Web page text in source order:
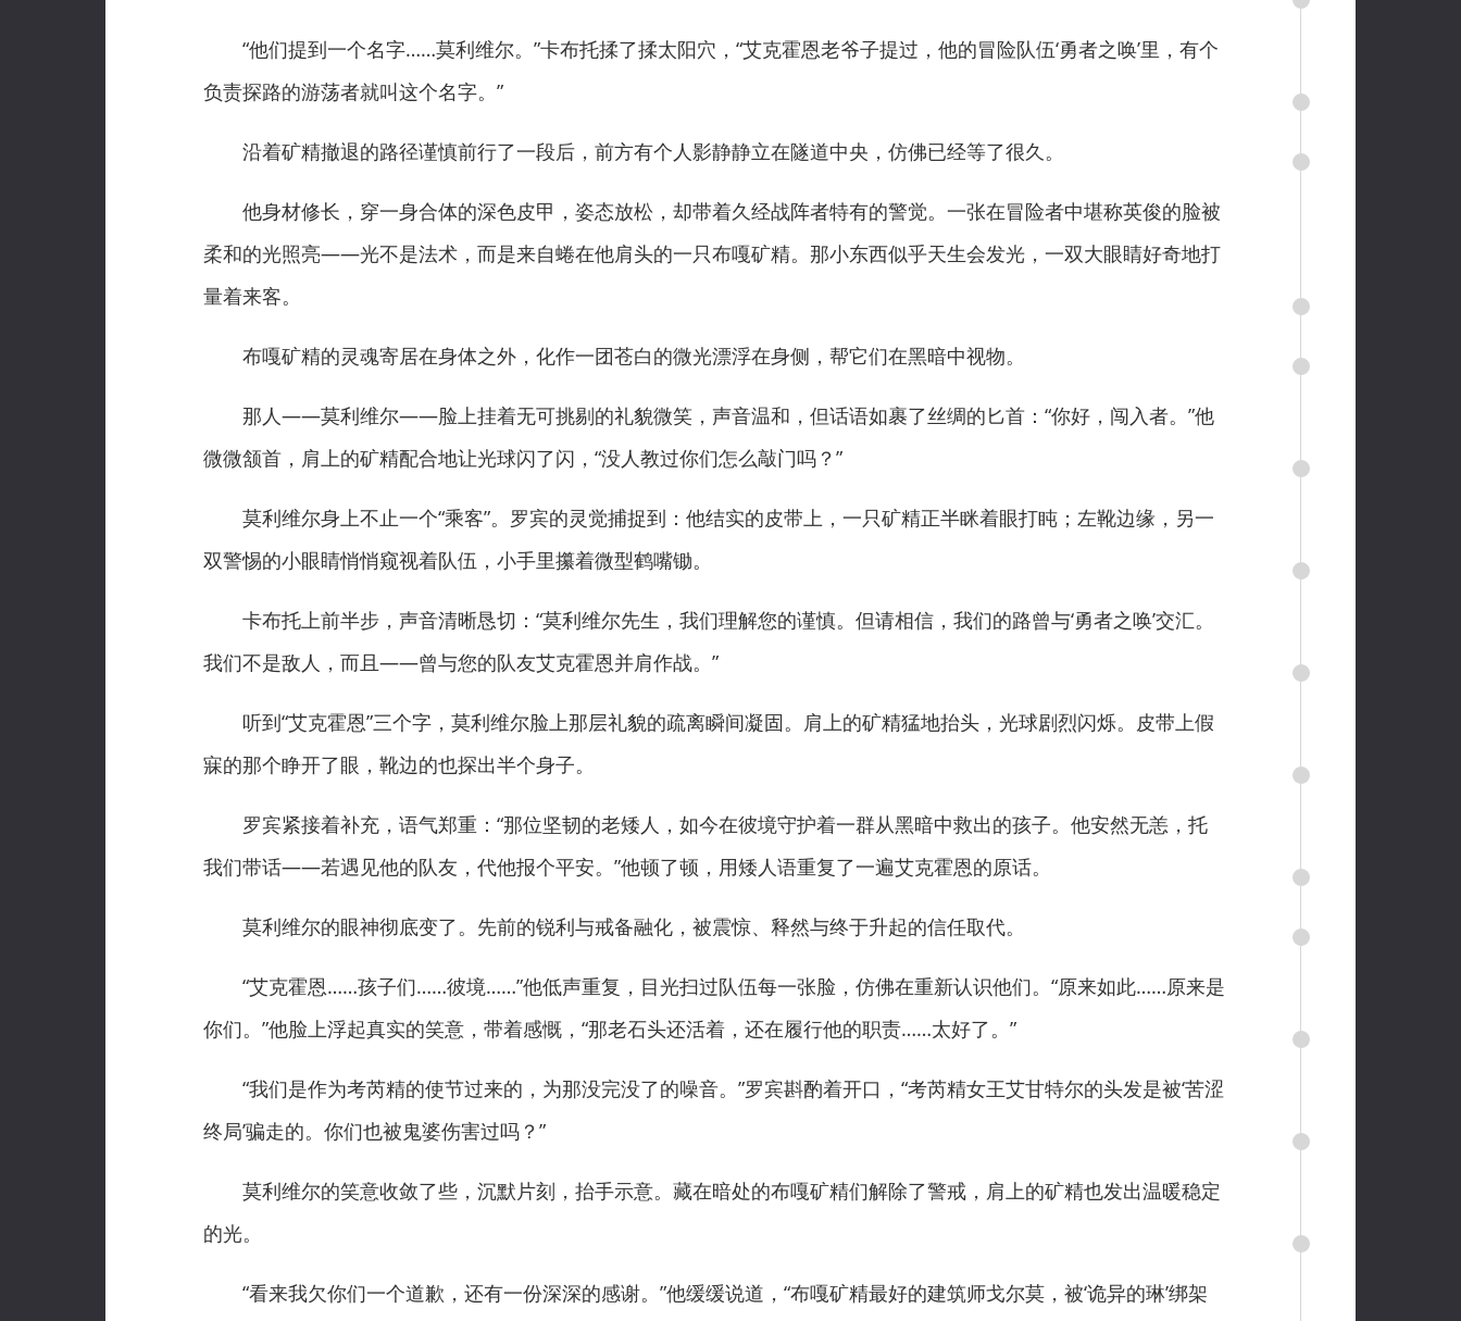
“他们提到一个名字……莫利维尔。”卡布托揉了揉太阳穴，“艾克霍恩老爷子提过，他的冒险队伍‘勇者之唤’里，有个
负责探路的游荡者就叫这个名字。”
沿着矿精撤退的路径谨慎前行了一段后，前方有个人影静静立在隧道中央，仿佛已经等了很久。
他身材修长，穿一身合体的深色皮甲，姿态放松，却带着久经战阵者特有的警觉。一张在冒险者中堪称英俊的脸被
柔和的光照亮——光不是法术，而是来自蜷在他肩头的一只布嘎矿精。那小东西似乎天生会发光，一双大眼睛好奇地打
量着来客。
布嘎矿精的灵魂寄居在身体之外，化作一团苍白的微光漂浮在身侧，帮它们在黑暗中视物。
那人——莫利维尔——脸上挂着无可挑剔的礼貌微笑，声音温和，但话语如裹了丝绸的匕首：“你好，闯入者。”他
微微颔首，肩上的矿精配合地让光球闪了闪，“没人教过你们怎么敲门吗？”
莫利维尔身上不止一个“乘客”。罗宾的灵觉捕捉到：他结实的皮带上，一只矿精正半眯着眼打盹；左靴边缘，另一
双警惕的小眼睛悄悄窥视着队伍，小手里攥着微型鹤嘴锄。
卡布托上前半步，声音清晰恳切：“莫利维尔先生，我们理解您的谨慎。但请相信，我们的路曾与‘勇者之唤’交汇。
我们不是敌人，而且——曾与您的队友艾克霍恩并肩作战。”
听到“艾克霍恩”三个字，莫利维尔脸上那层礼貌的疏离瞬间凝固。肩上的矿精猛地抬头，光球剧烈闪烁。皮带上假
寐的那个睁开了眼，靴边的也探出半个身子。
罗宾紧接着补充，语气郑重：“那位坚韧的老矮人，如今在彼境守护着一群从黑暗中救出的孩子。他安然无恙，托
我们带话——若遇见他的队友，代他报个平安。”他顿了顿，用矮人语重复了一遍艾克霍恩的原话。
莫利维尔的眼神彻底变了。先前的锐利与戒备融化，被震惊、释然与终于升起的信任取代。
“艾克霍恩……孩子们……彼境……”他低声重复，目光扫过队伍每一张脸，仿佛在重新认识他们。“原来如此……原来是
你们。”他脸上浮起真实的笑意，带着感慨，“那老石头还活着，还在履行他的职责……太好了。”
“我们是作为考芮精的使节过来的，为那没完没了的噪音。”罗宾斟酌着开口，“考芮精女王艾甘特尔的头发是被‘苦涩
终局’骗走的。你们也被鬼婆伤害过吗？”
莫利维尔的笑意收敛了些，沉默片刻，抬手示意。藏在暗处的布嘎矿精们解除了警戒，肩上的矿精也发出温暖稳定
的光。
“看来我欠你们一个道歉，还有一份深深的感谢。”他缓缓说道，“布嘎矿精最好的建筑师戈尔莫，被‘诡异的琳’绑架